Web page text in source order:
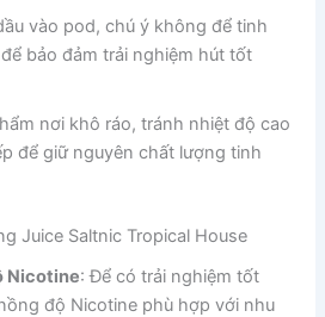
vào pod, chú ý không để tinh
bảo đảm trải nghiệm hút tốt
nơi khô ráo, tránh nhiệt độ cao
để giữ nguyên chất lượng tinh
Juice Saltnic Tropical House
Nicotine: Để có trải nghiệm tốt
độ Nicotine phù hợp với nhu